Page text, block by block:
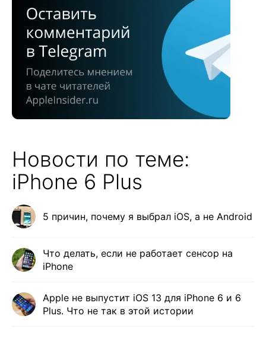
Новости по теме:
iPhone 6 Plus
5 причин, почему я выбрал iOS, а не Android
Что делать, если не работает сенсор на
iPhone
Apple не выпустит iOS 13 для iPhone 6 и 6
Plus. Что не так в этой истории